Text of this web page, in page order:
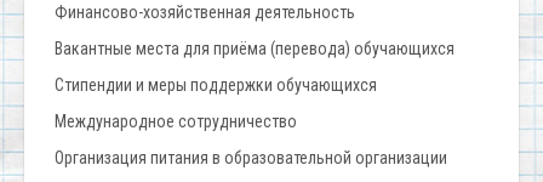
Финансово-хозяйственная деятельность
Вакантные места для приёма (перевода) обучающихся
Стипендии и меры поддержки обучающихся
Международное сотрудничество
Организация питания в образовательной организации